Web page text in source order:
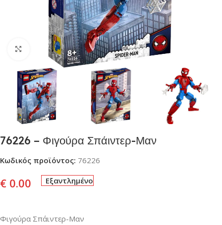
Click to enlarge
76226 – Φιγούρα Σπάιντερ-Μαν
Κωδικός προϊόντος: 76226
€ 0.00 Εξαντλημένο
Φιγούρα Σπάιντερ-Μαν